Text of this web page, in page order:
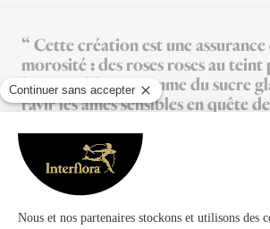
“ Cette création est une
morosité : des roses roses au teint
boutons blancs comme du sucre
ravir les âmes sensibles en quête
Gérard F.
Artisan fleuriste à Saint-